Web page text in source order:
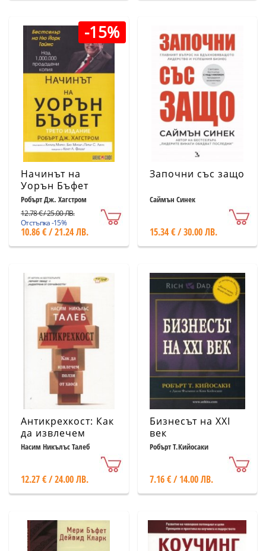
-15%
Начинът на
Уорън Бъфет
Робърт Дж. Хагстром
12.78 € / 25.00 ЛВ.
Отстъпка -15%
10.86 € / 21.24 ЛВ.
Започни със защо
Саймън Синек
15.34 € / 30.00 ЛВ.
Антикрехкост: Как
да извлечем
полза от хаоса
Насим Никълъс Талеб
12.27 € / 24.00 ЛВ.
Бизнесът на XXI
век
Робърт Т.Кийосаки
7.16 € / 14.00 ЛВ.